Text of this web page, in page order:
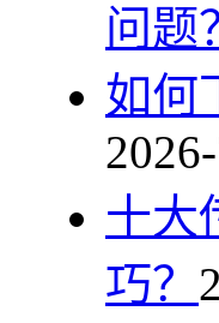
问题？
如何
十大
巧？